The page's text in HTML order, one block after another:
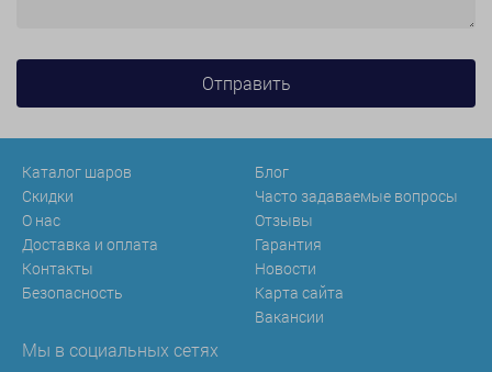
Каталог шаров
Скидки
О нас
Доставка и оплата
Контакты
Безопасность
Блог
Часто задаваемые вопросы
Отзывы
Гарантия
Новости
Карта сайта
Вакансии
Мы в социальных сетях